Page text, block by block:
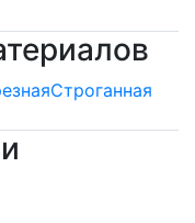
Строганная